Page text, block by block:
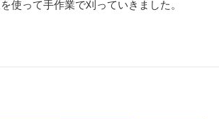
使って手作業で刈っていきました。